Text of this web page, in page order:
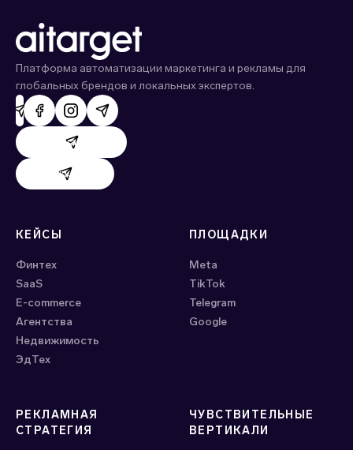
Платформа автоматизации маркетинга и рекламы для
глобальных брендов и локальных экспертов.
Поддержка AdHand
Поддержка Evido
КЕЙСЫ
Финтех
SaaS
E-commerce
Агентства
Недвижимость
ЭдТех
ПЛОЩАДКИ
Meta
ТikTok
Telegram
Google
РЕКЛАМНАЯ
СТРАТЕГИЯ
ЧУВСТВИТЕЛЬНЫЕ
ВЕРТИКАЛИ